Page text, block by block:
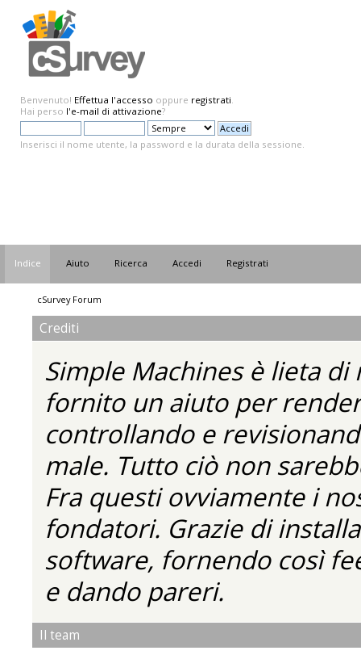
Benvenuto! Effettua l'accesso oppure registrati.
Hai perso l'e-mail di attivazione?
Inserisci il nome utente, la password e la durata della sessione.
Indice Aiuto Ricerca Accedi Registrati
cSurvey Forum
Crediti
Simple Machines è lieta
fornito un aiuto per
controllando e
male. Tutto ciò non
Fra questi ovviamente i
fondatori. Grazie di
software, fornendo così
e dando pareri.
Il team